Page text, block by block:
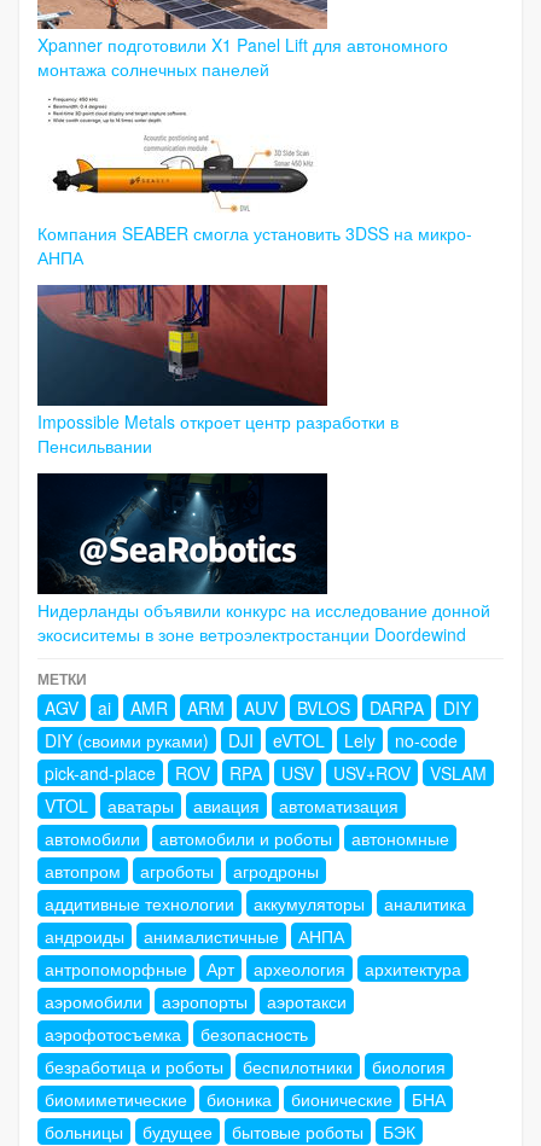
Xpanner подготовили X1 Panel Lift для автономного
монтажа солнечных панелей
Компания SEABER смогла установить 3DSS на микро-
АНПА
Impossible Metals откроет центр разработки в
Пенсильвании
Нидерланды объявили конкурс на исследование донной
экосиситемы в зоне ветроэлектростанции Doordewind
МЕТКИ
AGV ai AMR ARM AUV BVLOS DARPA
DIY
DIY (своими руками)
DJI eVTOL Lely
no-code
pick-and-place
ROV RPA USV USV+ROV
VSLAM
VTOL
аватары авиация
автоматизация
автомобили
автомобили и роботы
автономные
автопром
агроботы
агродроны
аддитивные технологии
аккумуляторы
аналитика
андроиды
анималистичные
АНПА
антропоморфные
Арт археология
архитектура
аэромобили
аэропорты
аэротакси
аэрофотосъемка
безопасность
безработица и роботы
беспилотники
биология
биомиметические
бионика бионические
БНА
больницы
будущее бытовые роботы БЭК